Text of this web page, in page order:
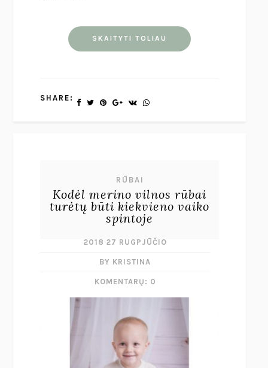
SKAITYTI TOLIAU
SHARE:
RŪBAI
Kodėl merino vilnos rūbai
turėtų būti kiekvieno vaiko
spintoje
2018 27 RUGPJŪČIO
BY KRISTINA
KOMENTARŲ: 0